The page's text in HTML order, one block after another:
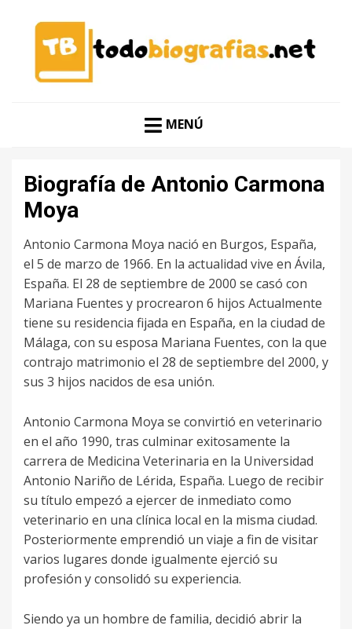
TODO BIOGRAFÍAS
MENÚ
Biografía de Antonio Carmona
Moya
Antonio Carmona Moya nació en Burgos, España,
el 5 de marzo de 1966. En la actualidad vive en Ávila,
España. El 28 de septiembre de 2000 se casó con
Mariana Fuentes y procrearon 6 hijos Actualmente
tiene su residencia fijada en España, en la ciudad de
Málaga, con su esposa Mariana Fuentes, con la que
contrajo matrimonio el 28 de septiembre del 2000, y
sus 3 hijos nacidos de esa unión.
Antonio Carmona Moya se convirtió en veterinario
en el año 1990, tras culminar exitosamente la
carrera de Medicina Veterinaria en la Universidad
Antonio Nariño de Lérida, España. Luego de recibir
su título empezó a ejercer de inmediato como
veterinario en una clínica local en la misma ciudad.
Posteriormente emprendió un viaje a fin de visitar
varios lugares donde igualmente ejerció su
profesión y consolidó su experiencia.
Siendo ya un hombre de familia, decidió abrir la